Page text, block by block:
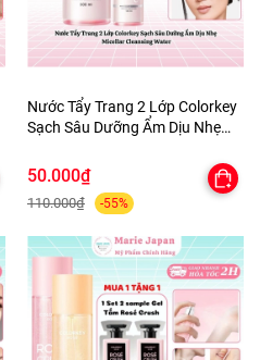
Nước Tẩy Trang 2 Lớp Colorkey
Sạch Sâu Dưỡng Ẩm Dịu Nhẹ
50.000₫
110.000₫ -55%